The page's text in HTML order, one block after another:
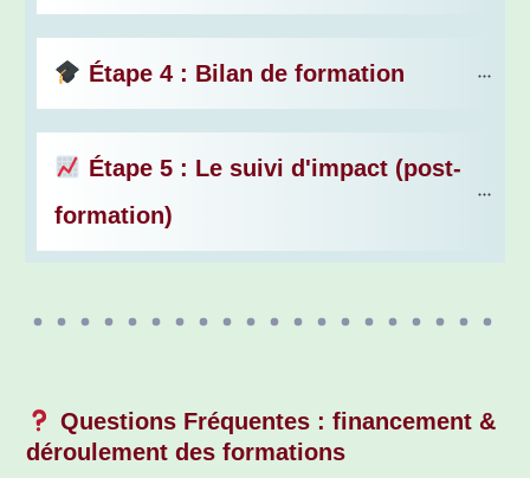
Étape 4 : Bilan de formation
Étape 5 : Le suivi d'impact (post-
formation)
Questions Fréquentes : financement &
déroulement des formations